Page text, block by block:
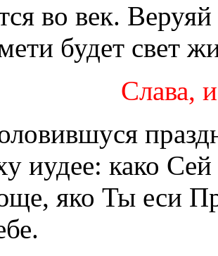
во век.
будет свет
Слава,
иудее: како
яко Ты еси